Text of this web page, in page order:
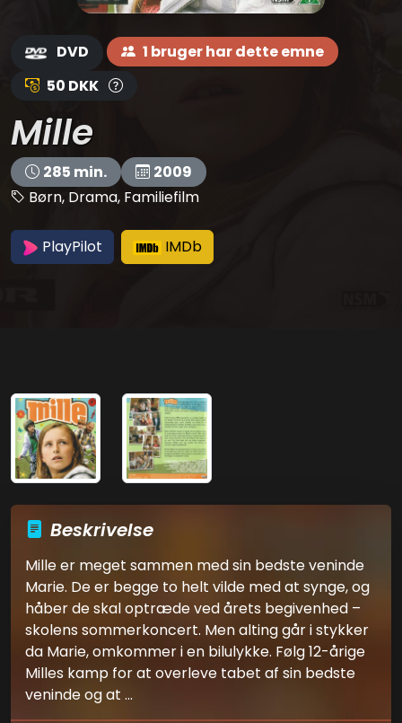
DVD
1 bruger har dette emne
50 DKK
Mille
285 min.
2009
Børn, Drama, Familiefilm
PlayPilot IMDb
Beskrivelse
Mille er meget sammen med sin bedste veninde
Marie. De er begge to helt vilde med at synge, og
håber de skal optræde ved årets begivenhed –
skolens sommerkoncert. Men alting går i stykker
da Marie, omkommer i en bilulykke. Følg 12-årige
Milles kamp for at overleve tabet af sin bedste
veninde og at ...